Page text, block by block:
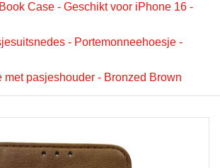
Case - Geschikt voor iPhone 16 -
- Portemonneehoesje -
met pasjeshouder - Bronzed Brown